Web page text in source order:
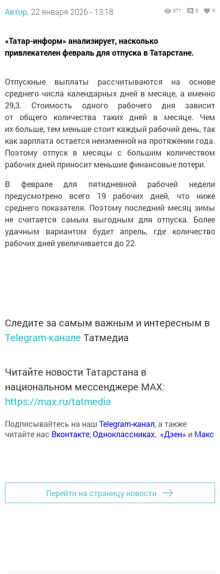
Автор, 22 января 2026 - 13:18 371 0 0
«Татар-информ» анализирует, насколько
привлекателен февраль для отпуска в Татарстане.
Отпускные выплаты рассчитываются на основе
среднего числа календарных дней в месяце, а именно
29,3. Стоимость одного рабочего дня зависит
от общего количества таких дней в месяце. Чем
их больше, тем меньше стоит каждый рабочий день, так
как зарплата остается неизменной на протяжении года.
Поэтому отпуск в месяцы с большим количеством
рабочих дней приносит меньшие финансовые потери.
В феврале для пятидневной рабочей недели
предусмотрено всего 19 рабочих дней, что ниже
среднего показателя. Поэтому последний месяц зимы
не считается самым выгодным для отпуска. Более
удачным вариантом будет апрель, где количество
рабочих дней увеличивается до 22.
Следите за самым важным и интересным в
Telegram-канале Татмедиа
Читайте новости Татарстана в
национальном мессенджере MАХ:
https://max.ru/tatmedia
Подписывайтесь на наш Telegram-канал, а также
читайте нас Вконтакте,Одноклассниках, «Дзен» и Макс
Перейти на страницу новости